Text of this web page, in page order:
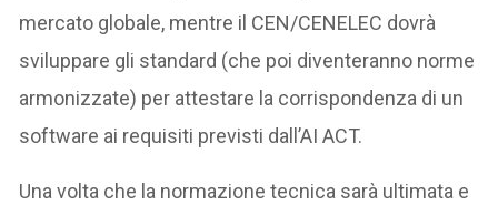
mercato globale, mentre il CEN/CENELEC dovrà
sviluppare gli standard (che poi diventeranno norme
armonizzate) per attestare la corrispondenza di un
software ai requisiti previsti dall’AI ACT.
Una volta che la normazione tecnica sarà ultimata e